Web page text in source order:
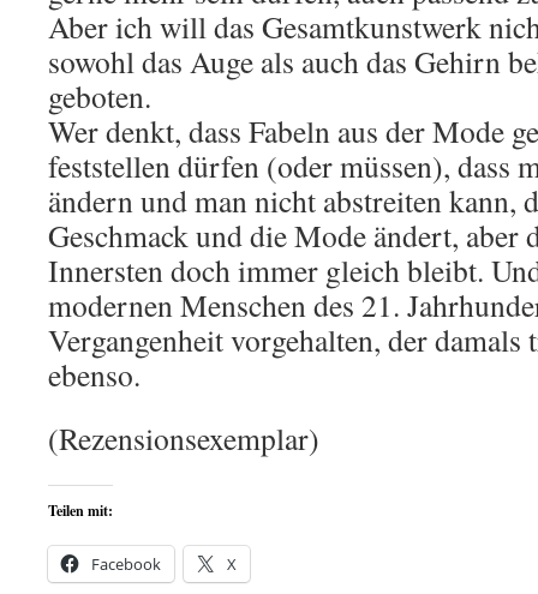
Aber ich will das Gesamtkunstwerk
sowohl das Auge als auch das Gehirn
geboten.
Wer denkt, dass Fabeln aus der Mode
feststellen dürfen (oder müssen), dass
ändern und man nicht abstreiten kann,
Geschmack und die Mode ändert, aber
Innersten doch immer gleich bleibt.
modernen Menschen des 21.
Vergangenheit vorgehalten, der damals
ebenso.
(Rezensionsexemplar)
Teilen mit:
Facebook X